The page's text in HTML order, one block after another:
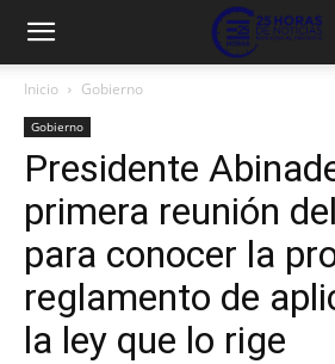
Inicio Gobierno
Gobierno
Presidente
primera reunión
para conocer la
reglamento de
la ley que lo rige